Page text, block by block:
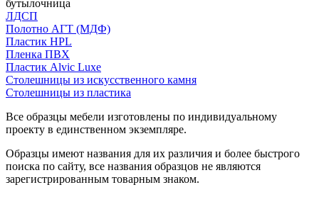
бутылочница
ЛДСП
Полотно АГТ (МДФ)
Пластик HPL
Пленка ПВХ
Пластик Alvic Luxe
Столешницы из искусственного камня
Столешницы из пластика
Все образцы мебели изготовлены по индивидуальному
проекту в единственном экземпляре.
Образцы имеют названия для их различия и более быстрого
поиска по сайту, все названия образцов не являются
зарегистрированным товарным знаком.